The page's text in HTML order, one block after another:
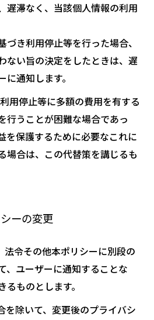
遅滞なく、当該個人情報の利用
き利用停止等を行った場合、
ない旨の決定をしたときは、遅
通知します。
用停止等に多額の費用を有する
行うことが困難な場合であっ
を保護するために必要なこれに
場合は、この代替策を講じるも
ーの変更
法令その他本ポリシーに別段の
、ユーザーに通知することな
ものとします。
を除いて、変更後のプライバシ